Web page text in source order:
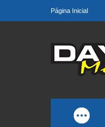
Página Inicial